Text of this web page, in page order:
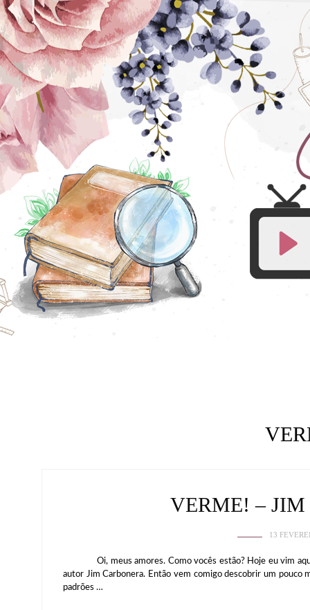
VERME! –
13
Oi, meus amores. Como vocês estão? Hoje eu vim aqui
autor Jim Carbonera. Então vem comigo descobrir um pouco
padrões …